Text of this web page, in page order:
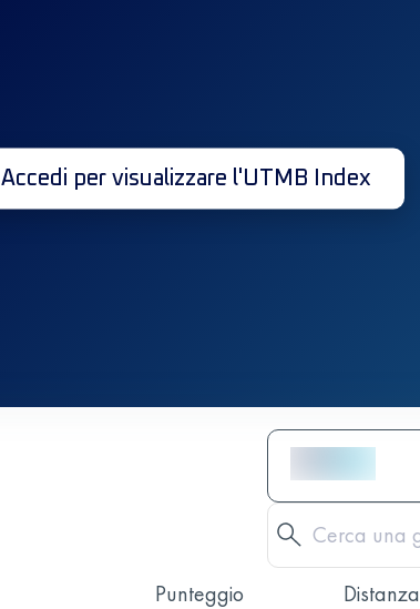
Accedi per visualizzare l'UTMB Index
Punteggio Distanza